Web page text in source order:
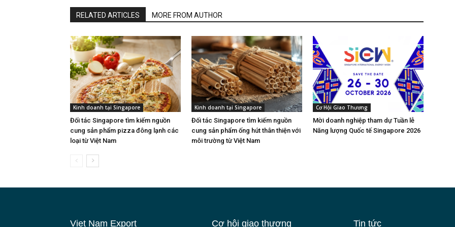
RELATED ARTICLES MORE FROM AUTHOR
Kinh doanh tại Singapore
Đối tác Singapore tìm kiếm nguồn
cung sản phẩm pizza đông lạnh các
loại từ Việt Nam
Kinh doanh tại Singapore
Đối tác Singapore tìm kiếm nguồn
cung sản phẩm ống hút thân thiện với
môi trường từ Việt Nam
Cơ Hội Giao Thương
Mời doanh nghiệp tham dự Tuần lễ
Năng lượng Quốc tế Singapore 2026
Viet Nam Export Cơ hội giao thương Tin tức